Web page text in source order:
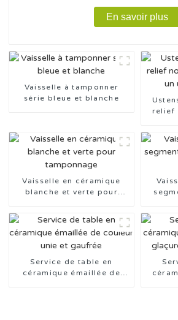
En savoir plus
Vaisselle à tamponner
série bleue et blanche
relief
Vaisselle en céramique
blanche et verte pour
Service de table en
céramique émaillée de